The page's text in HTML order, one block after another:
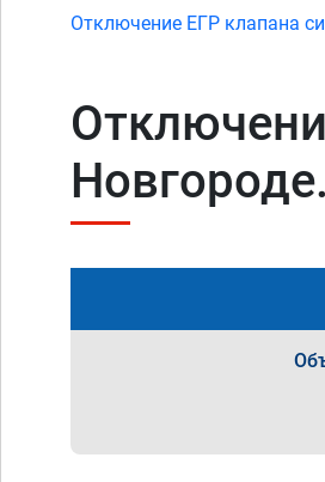
Отключение ЕГР клапана
Новгороде.